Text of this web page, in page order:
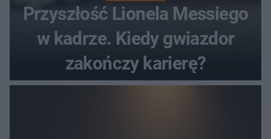
Przyszłość Lionela Messiego
w kadrze. Kiedy gwiazdor
zakończy karierę?